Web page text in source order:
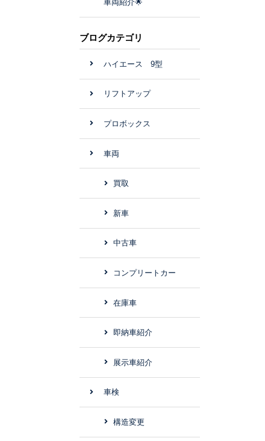
車両紹介🌟
ブログカテゴリ
ハイエース 9型
リフトアップ
プロボックス
車両
買取
新車
中古車
コンプリートカー
在庫車
即納車紹介
展示車紹介
車検
構造変更